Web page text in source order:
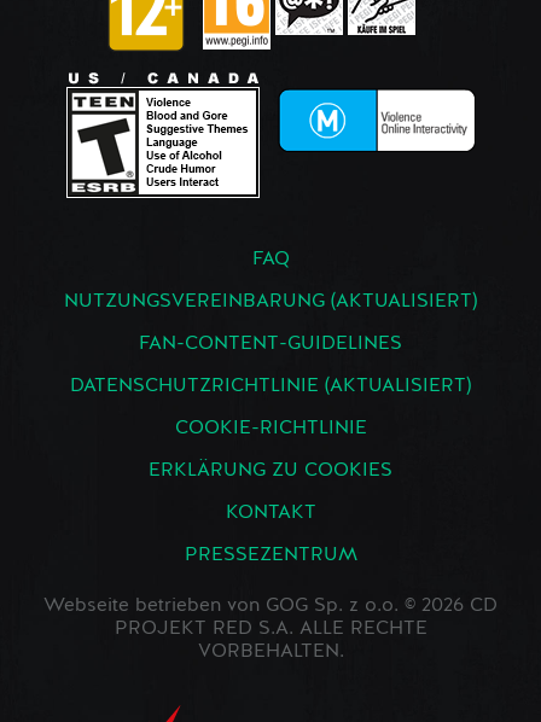
FAQ
NUTZUNGSVEREINBARUNG (AKTUALISIERT)
FAN-CONTENT-GUIDELINES
DATENSCHUTZRICHTLINIE (AKTUALISIERT)
COOKIE-RICHTLINIE
ERKLÄRUNG ZU COOKIES
KONTAKT
PRESSEZENTRUM
Webseite betrieben von GOG Sp. z o.o. © 2026 CD
PROJEKT RED S.A. ALLE RECHTE
VORBEHALTEN.